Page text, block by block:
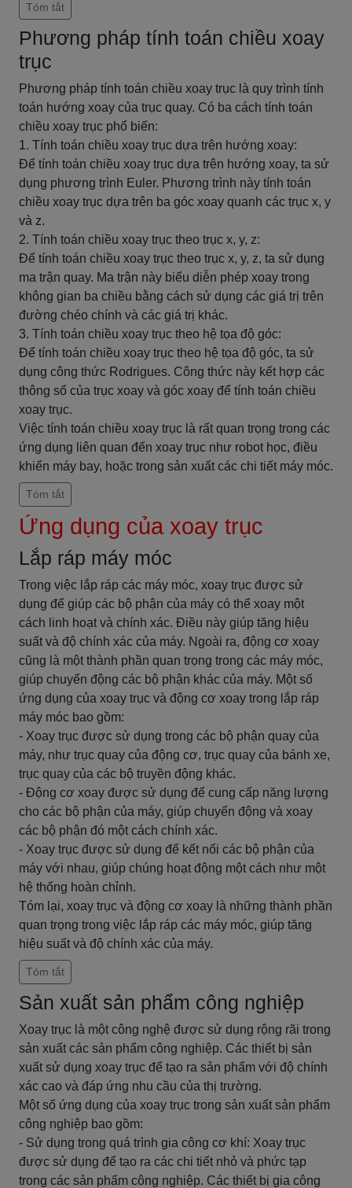
Tóm tắt
Phương pháp tính toán chiều xoay
trục
Phương pháp tính toán chiều xoay trục là quy trình tính
toán hướng xoay của trục quay. Có ba cách tính toán
chiều xoay trục phổ biến:
1. Tính toán chiều xoay trục dựa trên hướng xoay:
Để tính toán chiều xoay trục dựa trên hướng xoay, ta sử
dụng phương trình Euler. Phương trình này tính toán
chiều xoay trục dựa trên ba góc xoay quanh các trục x, y
và z.
2. Tính toán chiều xoay trục theo trục x, y, z:
Để tính toán chiều xoay trục theo trục x, y, z, ta sử dụng
ma trận quay. Ma trận này biểu diễn phép xoay trong
không gian ba chiều bằng cách sử dụng các giá trị trên
đường chéo chính và các giá trị khác.
3. Tính toán chiều xoay trục theo hệ tọa độ góc:
Để tính toán chiều xoay trục theo hệ tọa độ góc, ta sử
dụng công thức Rodrigues. Công thức này kết hợp các
thông số của trục xoay và góc xoay để tính toán chiều
xoay trục.
Việc tính toán chiều xoay trục là rất quan trọng trong các
ứng dụng liên quan đến xoay trục như robot học, điều
khiển máy bay, hoặc trong sản xuất các chi tiết máy móc.
Tóm tắt
Ứng dụng của xoay trục
Lắp ráp máy móc
Trong việc lắp ráp các máy móc, xoay trục được sử
dụng để giúp các bộ phận của máy có thể xoay một
cách linh hoạt và chính xác. Điều này giúp tăng hiệu
suất và độ chính xác của máy. Ngoài ra, động cơ xoay
cũng là một thành phần quan trọng trong các máy móc,
giúp chuyển động các bộ phận khác của máy. Một số
ứng dụng của xoay trục và động cơ xoay trong lắp ráp
máy móc bao gồm:
- Xoay trục được sử dụng trong các bộ phận quay của
máy, như trục quay của động cơ, trục quay của bánh xe,
trục quay của các bộ truyền động khác.
- Động cơ xoay được sử dụng để cung cấp năng lượng
cho các bộ phận của máy, giúp chuyển động và xoay
các bộ phận đó một cách chính xác.
- Xoay trục được sử dụng để kết nối các bộ phận của
máy với nhau, giúp chúng hoạt động một cách như một
hệ thống hoàn chỉnh.
Tóm lại, xoay trục và động cơ xoay là những thành phần
quan trọng trong việc lắp ráp các máy móc, giúp tăng
hiệu suất và độ chính xác của máy.
Tóm tắt
Sản xuất sản phẩm công nghiệp
Xoay trục là một công nghệ được sử dụng rộng rãi trong
sản xuất các sản phẩm công nghiệp. Các thiết bị sản
xuất sử dụng xoay trục để tạo ra sản phẩm với độ chính
xác cao và đáp ứng nhu cầu của thị trường.
Một số ứng dụng của xoay trục trong sản xuất sản phẩm
công nghiệp bao gồm:
- Sử dụng trong quá trình gia công cơ khí: Xoay trục
được sử dụng để tạo ra các chi tiết nhỏ và phức tạp
trong các sản phẩm công nghiệp. Các thiết bị gia công